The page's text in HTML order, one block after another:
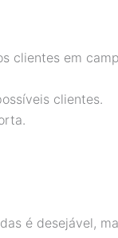
clientes em
clientes.
é desejável,